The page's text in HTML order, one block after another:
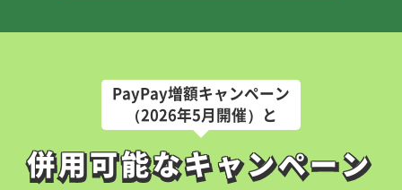
PayPay増額キャンペーン
（2026年5月開催）と
併用可能なキャンペーン
併用可能なキャンペーン